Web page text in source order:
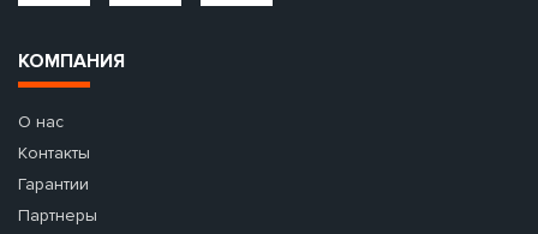
КОМПАНИЯ
О нас
Контакты
Гарантии
Партнеры